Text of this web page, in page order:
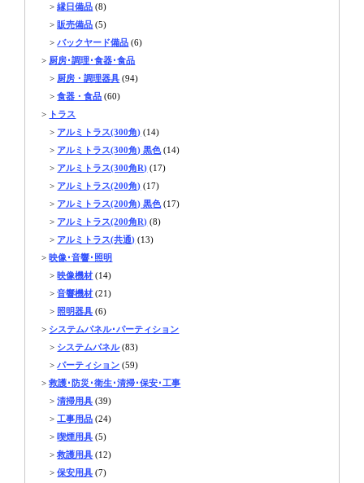
>縁日備品 (8)
> 販売備品 (5)
>バックヤード備品 (6)
> 厨房･調理･食器･食品
> 厨房・調理器具 (94)
>食器・食品 (60)
> トラス
> アルミトラス(300角) (14)
> アルミトラス(300角) 黒色 (14)
> アルミトラス(300角R) (17)
> アルミトラス(200角) (17)
> アルミトラス(200角) 黒色 (17)
> アルミトラス(200角R) (8)
> アルミトラス(共通) (13)
>映像･音響･照明
>映像機材 (14)
>音響機材 (21)
> 照明器具 (6)
> システムパネル･パーティション
> システムパネル(83)
>パーティション (59)
>救護･防災･衛生･清掃･保安･工事
>清掃用具 (39)
> 工事用品 (24)
>喫煙用具 (5)
>救護用具 (12)
>保安用具 (7)